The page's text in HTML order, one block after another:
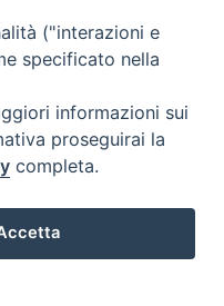
fsp@paoline.org
- Privacy Policy
- Aggiorna Preferenze Cookies
("interazioni e
specificato nella
informazioni sui
proseguirai la
completa.